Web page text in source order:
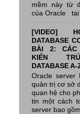
mềm này từ
của Oracle tại
[VIDEO]
DATABASE
BÀI 2: CÁC
KIẾN
DATABASE A-
Oracle server
quản trị cơ sở
quan hệ cho
tin một cách
server bao gồm